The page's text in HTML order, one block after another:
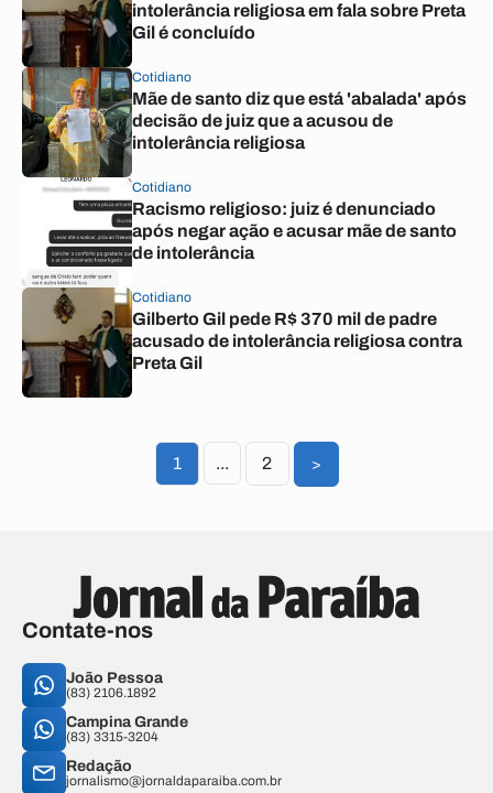
intolerância religiosa em fala sobre Preta
Gil é concluído
Cotidiano
Mãe de santo diz que está 'abalada' após
decisão de juiz que a acusou de
intolerância religiosa
Cotidiano
Racismo religioso: juiz é denunciado
após negar ação e acusar mãe de santo
de intolerância
Cotidiano
Gilberto Gil pede R$ 370 mil de padre
acusado de intolerância religiosa contra
Preta Gil
1 ... 2 >
Contate-nos
João Pessoa
(83) 2106.1892
Campina Grande
(83) 3315-3204
Redação
jornalismo@jornaldaparaiba.com.br